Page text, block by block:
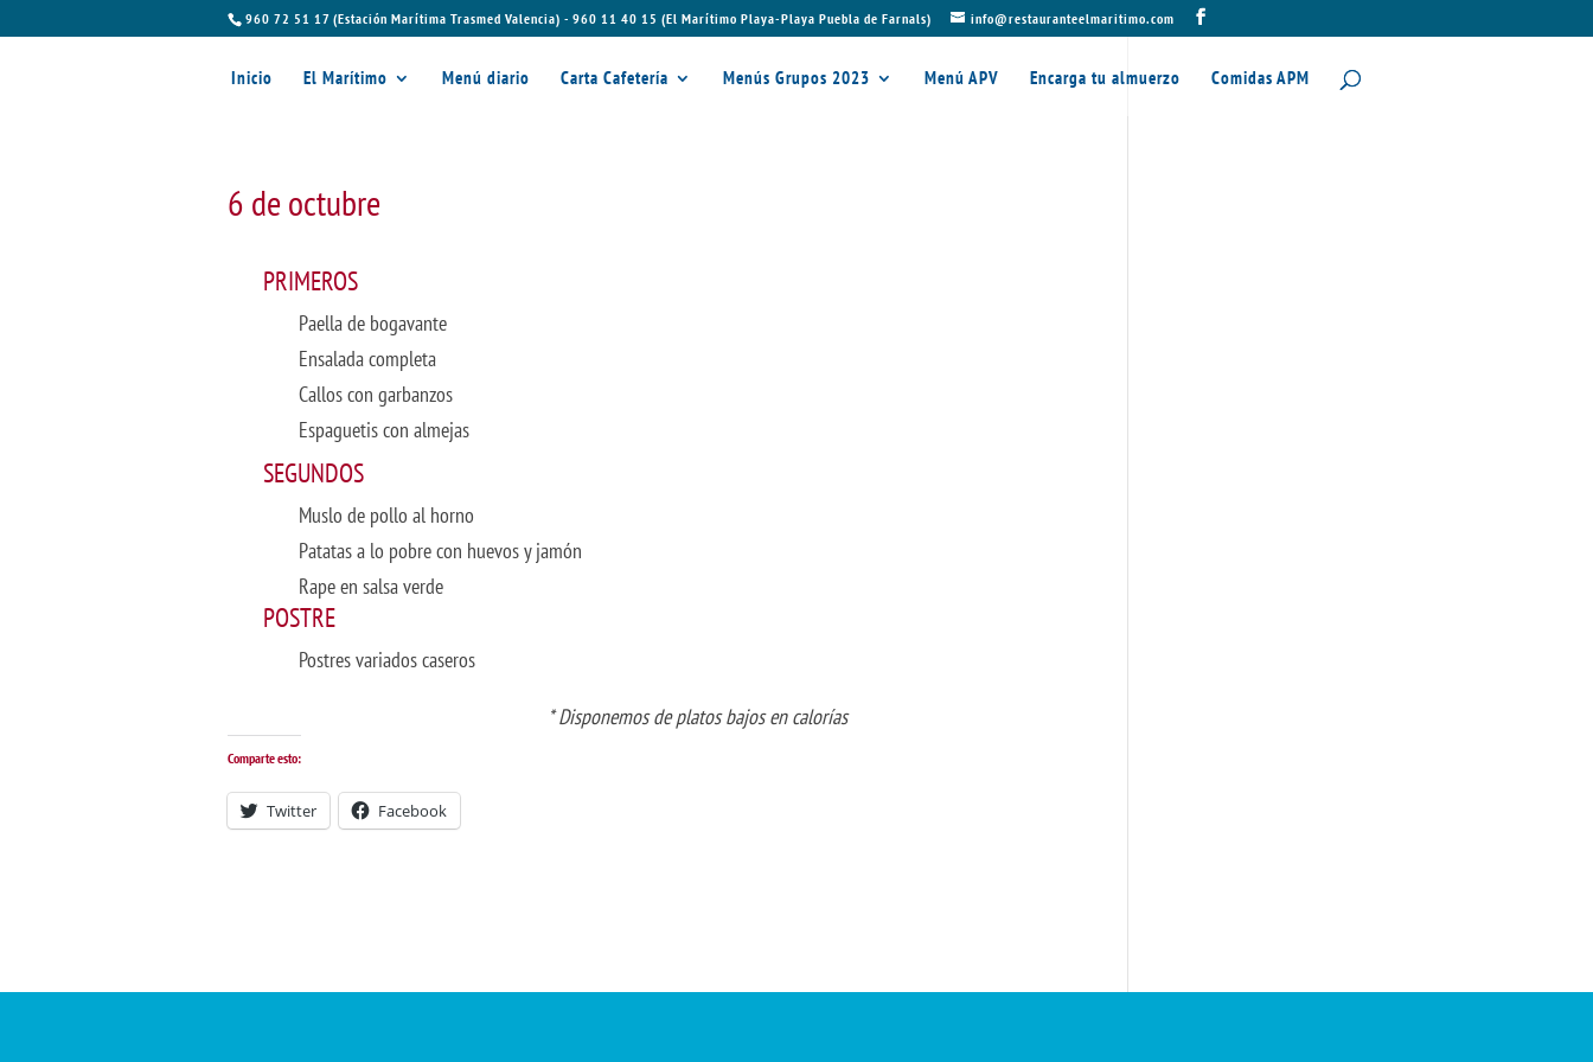
960 72 51 17 (Estación Marítima Trasmed Valencia) - 960 11 40 15 (El Marítimo Playa-Playa Puebla de Farnals) info@restauranteelmaritimo.com
Inicio El Marítimo Menú diario Carta Cafetería Menús Grupos 2023 Menú APV Encarga tu almuerzo Comidas APM
6 de octubre
PRIMEROS
Paella de bogavante
Ensalada completa
Callos con garbanzos
Espaguetis con almejas
SEGUNDOS
Muslo de pollo al horno
Patatas a lo pobre con huevos y jamón
Rape en salsa verde
POSTRE
Postres variados caseros
* Disponemos de platos bajos en calorías
Comparte esto:
Twitter Facebook